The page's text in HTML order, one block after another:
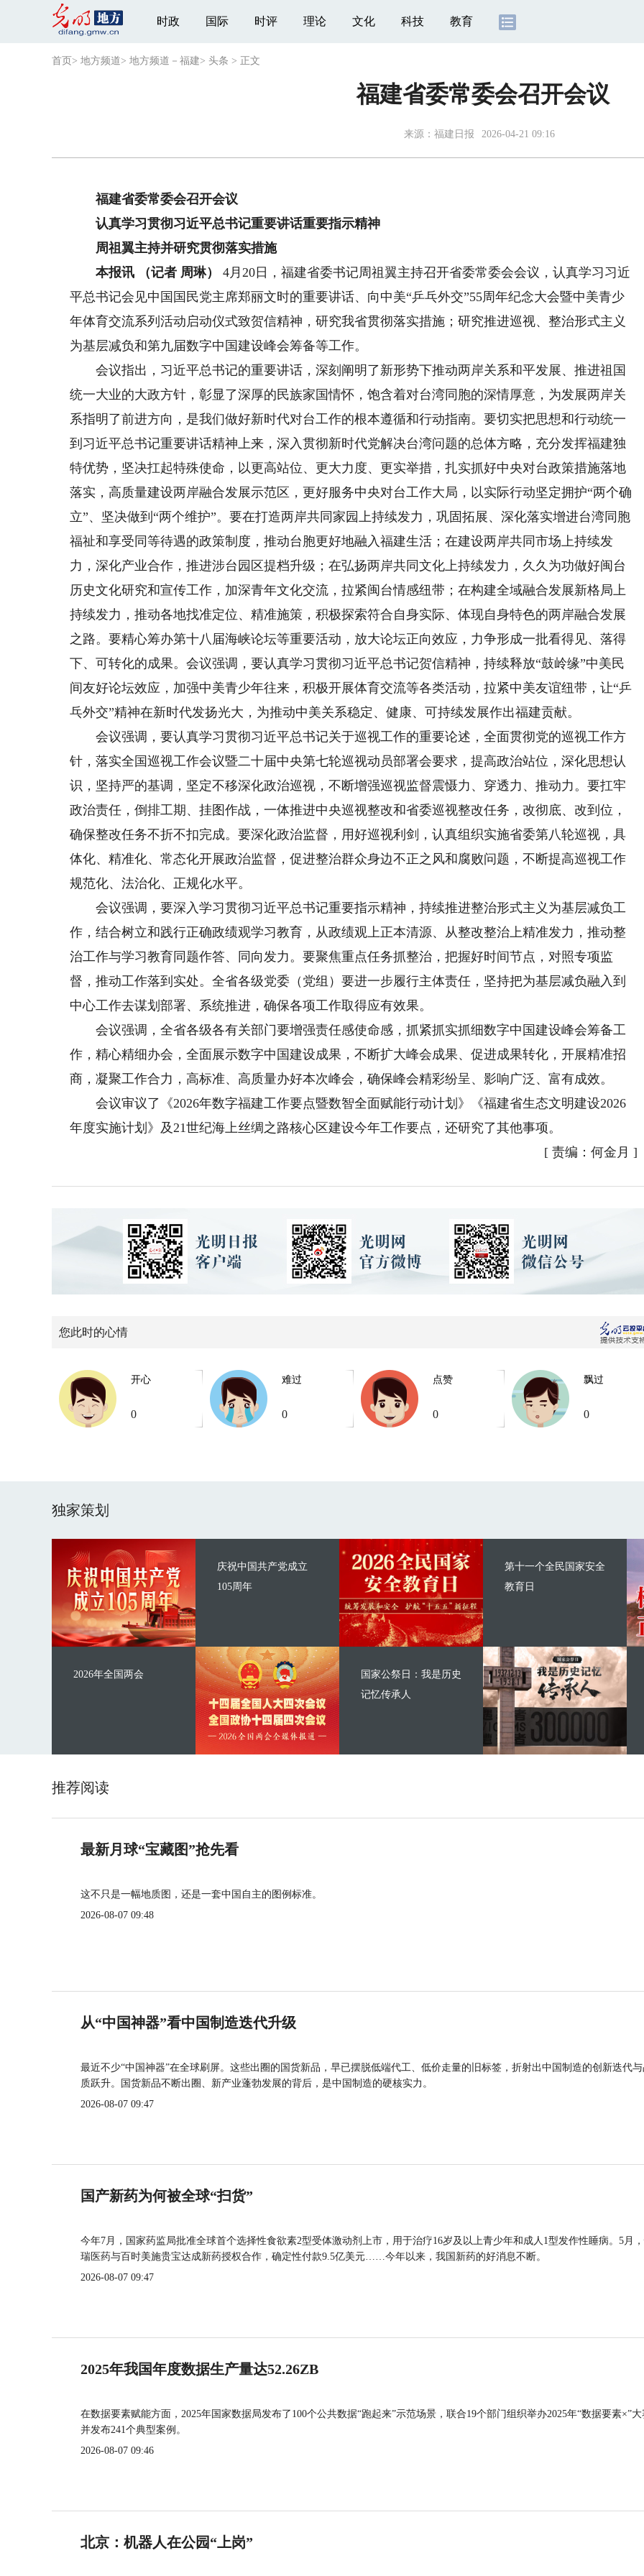
时政 国际 时评 理论 文化 科技 教育
首页 > 地方频道> 地方频道－福建> 头条 > 正文
福建省委常委会召开会议
来源： 福建日报 2026-04-21 09:16
福建省委常委会召开会议
认真学习贯彻习近平总书记重要讲话重要指示精神
周祖翼主持并研究贯彻落实措施
本报讯 （记者 周琳）
4月20日，福建省委书记周祖翼主持召开省委常委会会议，认真学习习近
平总书记会见中国国民党主席郑丽文时的重要讲话、向中美“乒乓外交”55周年纪念大会暨中美青少
年体育交流系列活动启动仪式致贺信精神，研究我省贯彻落实措施；研究推进巡视、整治形式主义
为基层减负和第九届数字中国建设峰会筹备等工作。
会议指出，习近平总书记的重要讲话，深刻阐明了新形势下推动两岸关系和平发展、推进祖国
统一大业的大政方针，彰显了深厚的民族家国情怀，饱含着对台湾同胞的深情厚意，为发展两岸关
系指明了前进方向，是我们做好新时代对台工作的根本遵循和行动指南。要切实把思想和行动统一
到习近平总书记重要讲话精神上来，深入贯彻新时代党解决台湾问题的总体方略，充分发挥福建独
特优势，坚决扛起特殊使命，以更高站位、更大力度、更实举措，扎实抓好中央对台政策措施落地
落实，高质量建设两岸融合发展示范区，更好服务中央对台工作大局，以实际行动坚定拥护“两个确
立”、坚决做到“两个维护”。要在打造两岸共同家园上持续发力，巩固拓展、深化落实增进台湾同胞
福祉和享受同等待遇的政策制度，推动台胞更好地融入福建生活；在建设两岸共同市场上持续发
力，深化产业合作，推进涉台园区提档升级；在弘扬两岸共同文化上持续发力，久久为功做好闽台
历史文化研究和宣传工作，加深青年文化交流，拉紧闽台情感纽带；在构建全域融合发展新格局上
持续发力，推动各地找准定位、精准施策，积极探索符合自身实际、体现自身特色的两岸融合发展
之路。要精心筹办第十八届海峡论坛等重要活动，放大论坛正向效应，力争形成一批看得见、落得
下、可转化的成果。会议强调，要认真学习贯彻习近平总书记贺信精神，持续释放“鼓岭缘”中美民
间友好论坛效应，加强中美青少年往来，积极开展体育交流等各类活动，拉紧中美友谊纽带，让“乒
乓外交”精神在新时代发扬光大，为推动中美关系稳定、健康、可持续发展作出福建贡献。
会议强调，要认真学习贯彻习近平总书记关于巡视工作的重要论述，全面贯彻党的巡视工作方
针，落实全国巡视工作会议暨二十届中央第七轮巡视动员部署会要求，提高政治站位，深化思想认
识，坚持严的基调，坚定不移深化政治巡视，不断增强巡视监督震慑力、穿透力、推动力。要扛牢
政治责任，倒排工期、挂图作战，一体推进中央巡视整改和省委巡视整改任务，改彻底、改到位，
确保整改任务不折不扣完成。要深化政治监督，用好巡视利剑，认真组织实施省委第八轮巡视，具
体化、精准化、常态化开展政治监督，促进整治群众身边不正之风和腐败问题，不断提高巡视工作
规范化、法治化、正规化水平。
会议强调，要深入学习贯彻习近平总书记重要指示精神，持续推进整治形式主义为基层减负工
作，结合树立和践行正确政绩观学习教育，从政绩观上正本清源、从整改整治上精准发力，推动整
治工作与学习教育同题作答、同向发力。要聚焦重点任务抓整治，把握好时间节点，对照专项监
督，推动工作落到实处。全省各级党委（党组）要进一步履行主体责任，坚持把为基层减负融入到
中心工作去谋划部署、系统推进，确保各项工作取得应有效果。
会议强调，全省各级各有关部门要增强责任感使命感，抓紧抓实抓细数字中国建设峰会筹备工
作，精心精细办会，全面展示数字中国建设成果，不断扩大峰会成果、促进成果转化，开展精准招
商，凝聚工作合力，高标准、高质量办好本次峰会，确保峰会精彩纷呈、影响广泛、富有成效。
会议审议了《2026年数字福建工作要点暨数智全面赋能行动计划》《福建省生态文明建设2026
年度实施计划》及21世纪海上丝绸之路核心区建设今年工作要点，还研究了其他事项。
[ 责编：何金月 ]
您此时的心情
开心
0
难过
0
点赞
0
飘过
0
独家策划
庆祝中国共产党成立
105周年
2026年全国两会
第十一个全民国家安全
教育日
国家公祭日：我是历史
记忆传承人
推荐阅读
最新月球“宝藏图”抢先看
这不只是一幅地质图，还是一套中国自主的图例标准。
2026-08-07 09:48
从“中国神器”看中国制造迭代升级
最近不少“中国神器”在全球刷屏。这些出圈的国货新品，早已摆脱低端代工、低价走量的旧标签，折射出中国制造的创新迭代
质跃升。国货新品不断出圈、新产业蓬勃发展的背后，是中国制造的硬核实力。
2026-08-07 09:47
国产新药为何被全球“扫货”
今年7月，国家药监局批准全球首个选择性食欲素2型受体激动剂上市，用于治疗16岁及以上青少年和成人1型发作性睡病。5月
瑞医药与百时美施贵宝达成新药授权合作，确定性付款9.5亿美元……今年以来，我国新药的好消息不断。
2026-08-07 09:47
2025年我国年度数据生产量达52.26ZB
在数据要素赋能方面，2025年国家数据局发布了100个公共数据“跑起来”示范场景，联合19个部门组织举办2025年“数据要素×”大
并发布241个典型案例。
2026-08-07 09:46
北京：机器人在公园“上岗”